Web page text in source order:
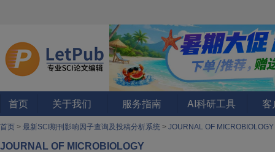
首页 关于我们 服务指南 AI科研工具 客
首页 > 最新SCI期刊影响因子查询及投稿分析系统 > JOURNAL OF
JOURNAL OF MICROBIOLOGY